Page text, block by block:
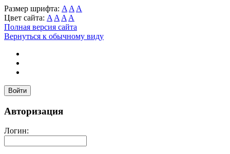
Размер шрифта: A A A
Цвет сайта: A A A A
Полная версия сайта
Вернуться к обычному виду
Войти
Авторизация
Логин: